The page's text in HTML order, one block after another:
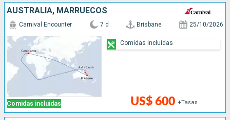
AUSTRALIA, MARRUECOS
Comidas incluidas
Carnival Encounter 7 d Brisbane 25/10/2026
US$ 600 +Tasas
Comidas incluidas